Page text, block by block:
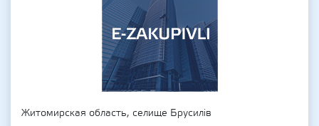
Житомирская область, селище Брусилів